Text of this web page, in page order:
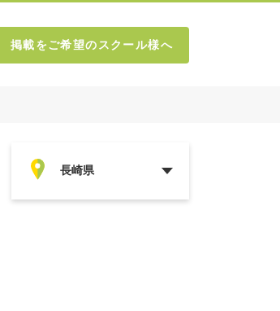
掲載をご希望のスクール様へ